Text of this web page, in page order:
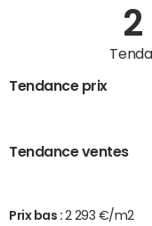
2
Tendance prix
Tendance ventes
Prix bas : 2 293 €/m2